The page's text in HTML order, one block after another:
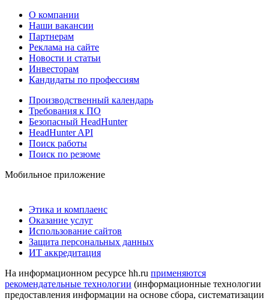
О компании
Наши вакансии
Партнерам
Реклама на сайте
Новости и статьи
Инвесторам
Кандидаты по профессиям
Производственный календарь
Требования к ПО
Безопасный HeadHunter
HeadHunter API
Поиск работы
Поиск по резюме
Мобильное приложение
Этика и комплаенс
Оказание услуг
Использование сайтов
Защита персональных данных
ИТ аккредитация
На информационном ресурсе hh.ru применяются
рекомендательные технологии (информационные технологии
предоставления информации на основе сбора, систематизации